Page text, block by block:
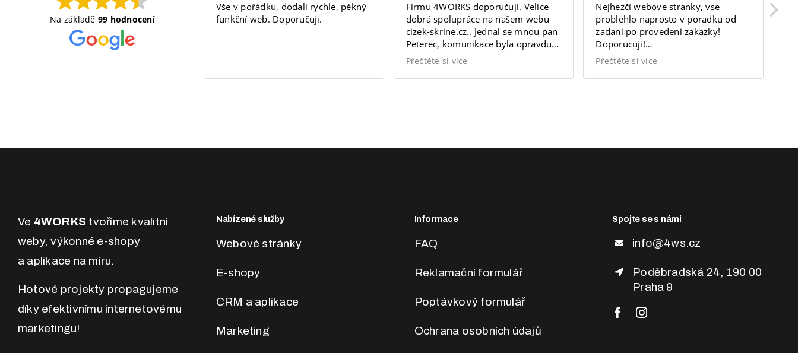
Blog
Kontakty
Na základě 99 hodnocení
Vše v pořádku, dodali rychle, pěkný
funkční web. Doporučuji.
Firmu 4WORKS doporučuji. Velice
dobrá spolupráce na našem webu
cizek-skrine.cz.. Jednal se mnou pan
Peterec, komunikace byla opravdu
vynikající a splnila moje očekávání.
Přečtěte si více
Nejhezčí webove stranky, vse
problehlo naprosto v poradku od
zadani po provedeni zakazky!
Doporucuji!
https://bodytherapist.cz/
Přečtěte si více
Ve 4WORKS tvoříme kvalitní
weby, výkonné e-shopy
a aplikace na míru.
Hotové projekty propagujeme
díky efektivnímu internetovému
marketingu!
Nabízené služby
Webové stránky
E-shopy
CRM a aplikace
Marketing
Informace
FAQ
Reklamační formulář
Poptávkový formulář
Ochrana osobních údajů
Spojte se s námi
info@4ws.cz
Poděbradská 24, 190 00
Praha 9